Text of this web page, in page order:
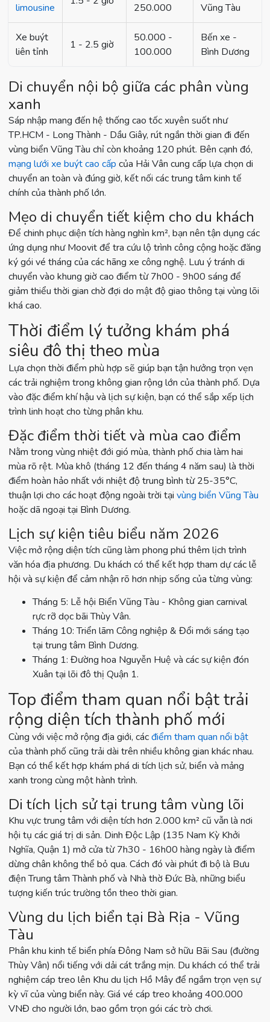
limousine 250.000 Vũng Tàu
Xe buýt
liên tỉnh
1 - 2.5 giờ
50.000 -
100.000
Bến xe -
Bình Dương
Di chuyển nội bộ giữa các phân vùng
xanh
Sáp nhập mang đến hệ thống cao tốc xuyên suốt như
TP.HCM - Long Thành - Dầu Giây, rút ngắn thời gian đi đến
vùng biển Vũng Tàu chỉ còn khoảng 120 phút. Bên cạnh đó,
mạng lưới xe buýt cao cấp của Hải Vân cung cấp lựa chọn di
chuyển an toàn và đúng giờ, kết nối các trung tâm kinh tế
chính của thành phố lớn.
Mẹo di chuyển tiết kiệm cho du khách
Để chinh phục diện tích hàng nghìn km², bạn nên tận dụng các
ứng dụng như Moovit để tra cứu lộ trình công cộng hoặc đăng
ký gói vé tháng của các hãng xe công nghệ. Lưu ý tránh di
chuyển vào khung giờ cao điểm từ 7h00 - 9h00 sáng để
giảm thiểu thời gian chờ đợi do mật độ giao thông tại vùng lõi
khá cao.
Thời điểm lý tưởng khám phá
siêu đô thị theo mùa
Lựa chọn thời điểm phù hợp sẽ giúp bạn tận hưởng trọn vẹn
các trải nghiệm trong không gian rộng lớn của thành phố. Dựa
vào đặc điểm khí hậu và lịch sự kiện, bạn có thể sắp xếp lịch
trình linh hoạt cho từng phân khu.
Đặc điểm thời tiết và mùa cao điểm
Nằm trong vùng nhiệt đới gió mùa, thành phố chia làm hai
mùa rõ rệt. Mùa khô (tháng 12 đến tháng 4 năm sau) là thời
điểm hoàn hảo nhất với nhiệt độ trung bình từ 25-35°C,
thuận lợi cho các hoạt động ngoài trời tại vùng biển Vũng Tàu
hoặc dã ngoại tại Bình Dương.
Lịch sự kiện tiêu biểu năm 2026
Việc mở rộng diện tích cũng làm phong phú thêm lịch trình
văn hóa địa phương. Du khách có thể kết hợp tham dự các lễ
hội và sự kiện để cảm nhận rõ hơn nhịp sống của từng vùng:
Tháng 5: Lễ hội Biển Vũng Tàu - Không gian carnival
rực rỡ dọc bãi Thùy Vân.
Tháng 10: Triển lãm Công nghiệp & Đổi mới sáng tạo
tại trung tâm Bình Dương.
Tháng 1: Đường hoa Nguyễn Huệ và các sự kiện đón
Xuân tại lõi đô thị Quận 1.
Top điểm tham quan nổi bật trải
rộng diện tích thành phố mới
Cùng với việc mở rộng địa giới, cácđiểm tham quan nổi bật
của thành phố cũng trải dài trên nhiều không gian khác nhau.
Bạn có thể kết hợp khám phá di tích lịch sử, biển và mảng
xanh trong cùng một hành trình.
Di tích lịch sử tại trung tâm vùng lõi
Khu vực trung tâm với diện tích hơn 2.000 km² cũ vẫn là nơi
hội tụ các giá trị di sản. Dinh Độc Lập (135 Nam Kỳ Khởi
Nghĩa, Quận 1) mở cửa từ 7h30 - 16h00 hàng ngày là điểm
dừng chân không thể bỏ qua. Cách đó vài phút đi bộ là Bưu
điện Trung tâm Thành phố và Nhà thờ Đức Bà, những biểu
tượng kiến trúc trường tồn theo thời gian.
Vùng du lịch biển tại Bà Rịa - Vũng
Tàu
Phân khu kinh tế biển phía Đông Nam sở hữu Bãi Sau (đường
Thùy Vân) nổi tiếng với dải cát trắng mịn. Du khách có thể trải
nghiệm cáp treo lên Khu du lịch Hồ Mây để ngắm trọn vẹn sự
kỳ vĩ của vùng biển này. Giá vé cáp treo khoảng 400.000
VNĐ cho người lớn, bao gồm trọn gói các trò chơi.